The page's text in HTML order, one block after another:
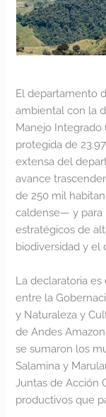
El departamento
ambiental con la
Manejo Integrado
protegida de
extensa del
avance
de 250 mil
caldense— y para
estratégicos de
biodiversidad y el
La declaratoria
entre la
y Naturaleza y
de Andes
se sumaron los
Salamina y
Juntas de Acción
productivos que